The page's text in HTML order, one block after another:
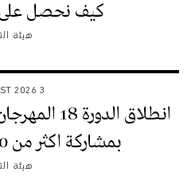
كيف نحصل على
هيئة
3 AUGUST 2026
انطلاق
بمشاركة اكثر من 300 طفلة وطفل
هيئة